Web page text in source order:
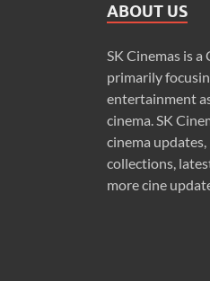
ABOUT US
SK Cinemas is a
primarily
entertainment
cinema. SK
cinema
collections,
more cine